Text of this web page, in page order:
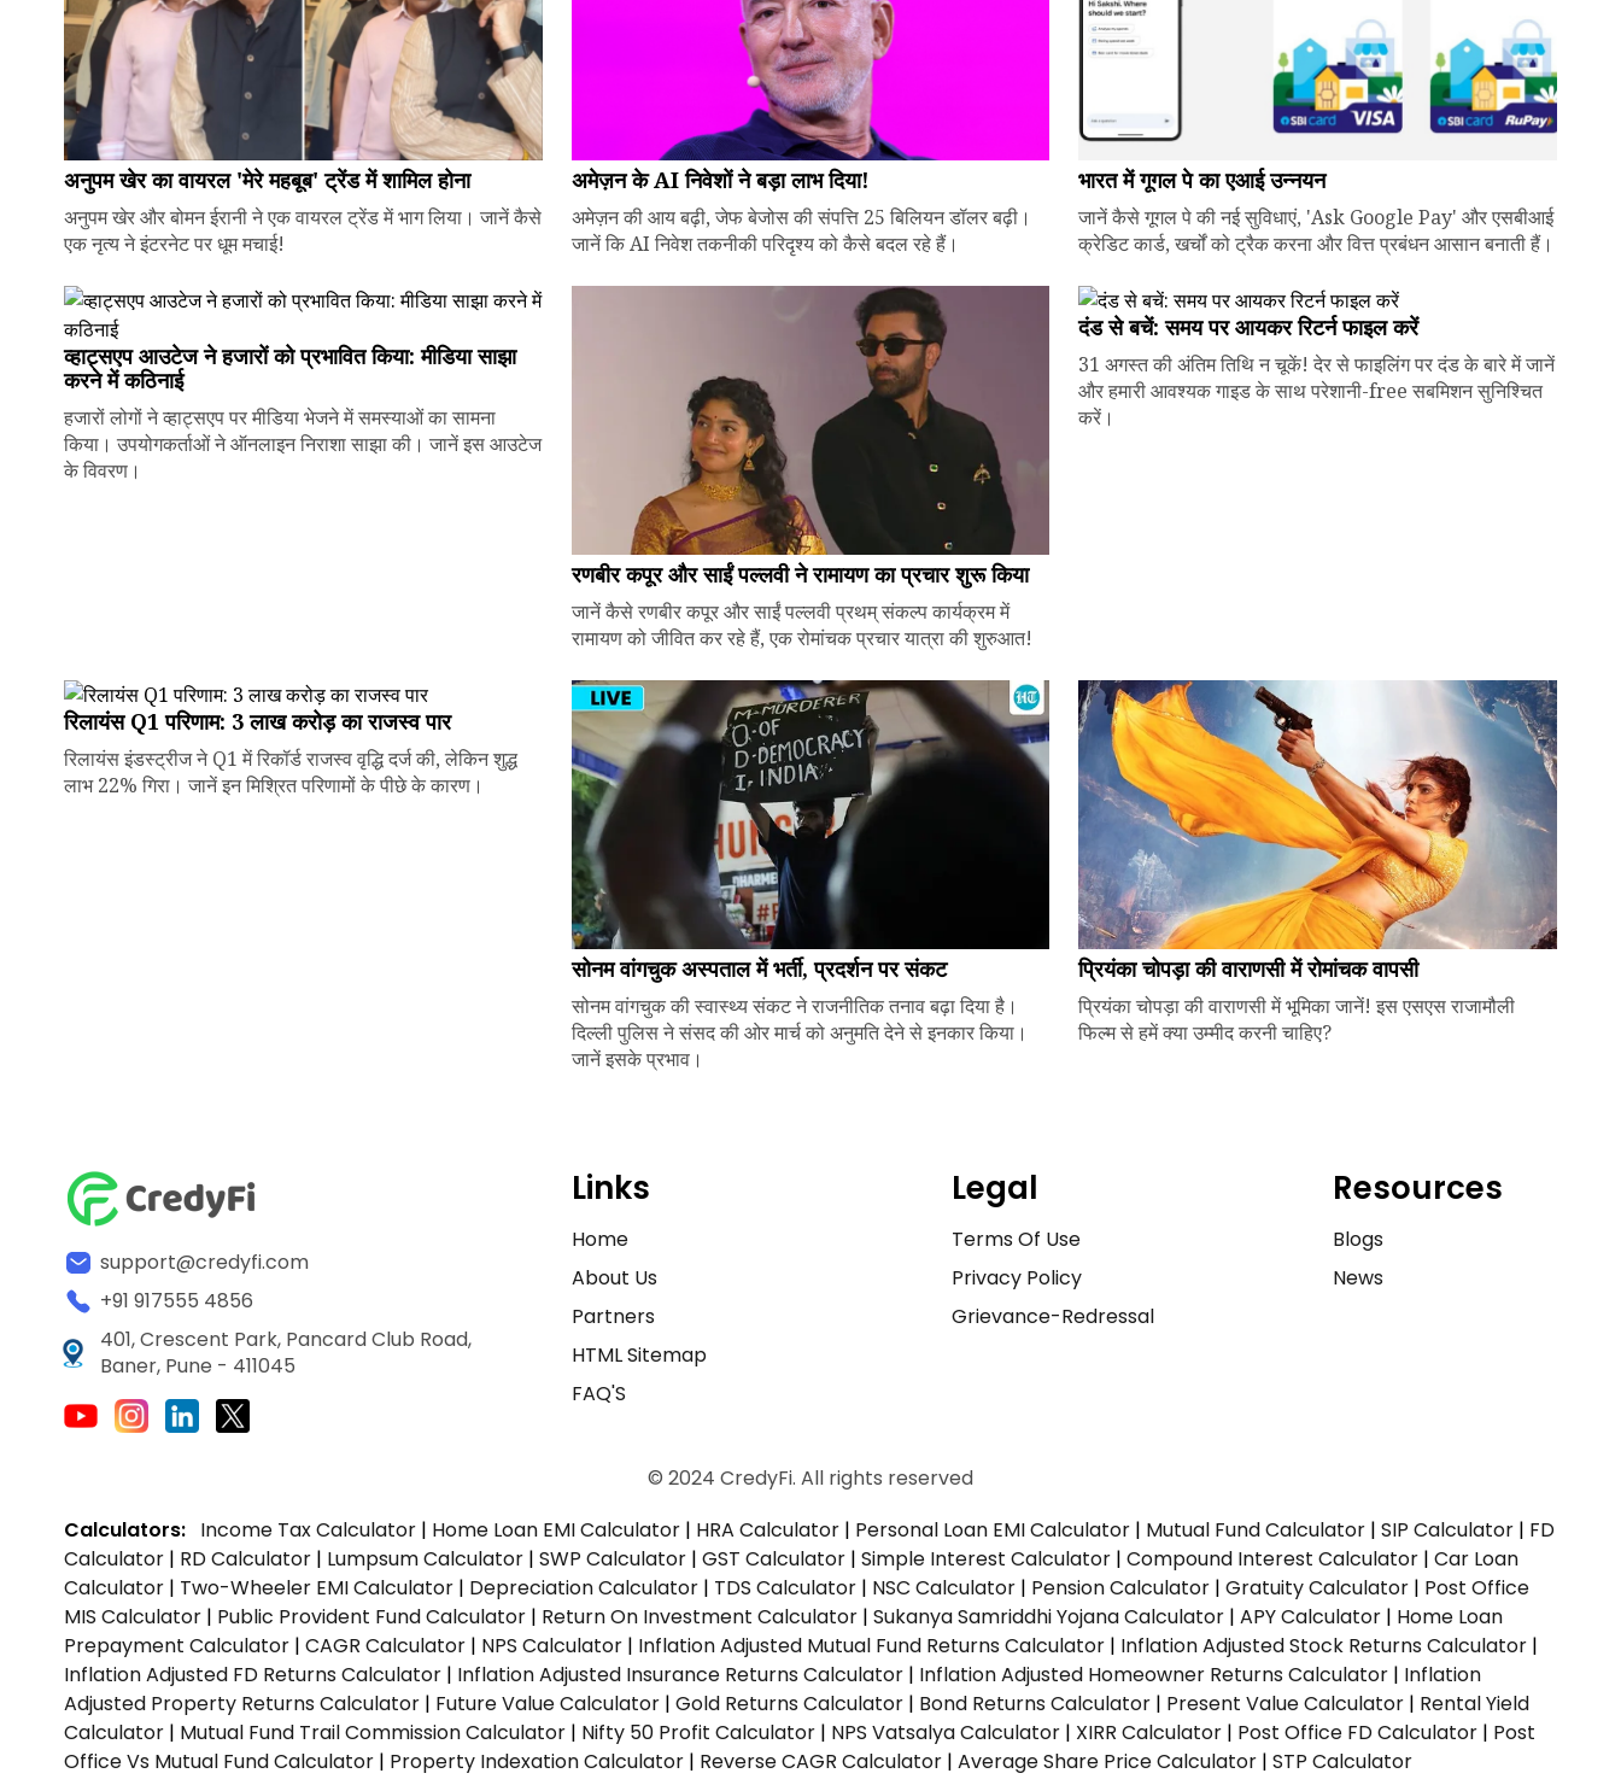
अनुपम खेर का वायरल 'मेरे महबूब' ट्रेंड में शामिल होना
अनुपम खेर और बोमन ईरानी ने एक वायरल ट्रेंड में भाग लिया। जानें कैसे
एक नृत्य ने इंटरनेट पर धूम मचाई!
अमेज़न के AI निवेशों ने बड़ा लाभ दिया!
अमेज़न की आय बढ़ी, जेफ बेजोस की संपत्ति 25 बिलियन डॉलर बढ़ी।
जानें कि AI निवेश तकनीकी परिदृश्य को कैसे बदल रहे हैं।
भारत में गूगल पे का एआई उन्नयन
जानें कैसे गूगल पे की नई सुविधाएं, 'Ask Google Pay' और एसबीआई
क्रेडिट कार्ड, खर्चों को ट्रैक करना और वित्त प्रबंधन आसान बनाती हैं।
व्हाट्सएप आउटेज ने हजारों को प्रभावित किया: मीडिया साझा
करने में कठिनाई
हजारों लोगों ने व्हाट्सएप पर मीडिया भेजने में समस्याओं का सामना
किया। उपयोगकर्ताओं ने ऑनलाइन निराशा साझा की। जानें इस आउटेज
के विवरण।
रणबीर कपूर और साईं पल्लवी ने रामायण का प्रचार शुरू किया
जानें कैसे रणबीर कपूर और साईं पल्लवी प्रथम् संकल्प कार्यक्रम में
रामायण को जीवित कर रहे हैं, एक रोमांचक प्रचार यात्रा की शुरुआत!
दंड से बचें: समय पर आयकर रिटर्न फाइल करें
31 अगस्त की अंतिम तिथि न चूकें! देर से फाइलिंग पर दंड के बारे में जानें
और हमारी आवश्यक गाइड के साथ परेशानी-free सबमिशन सुनिश्चित
करें।
रिलायंस Q1 परिणाम: ₹3 लाख करोड़ का राजस्व पार
रिलायंस इंडस्ट्रीज ने Q1 में रिकॉर्ड राजस्व वृद्धि दर्ज की, लेकिन शुद्ध
लाभ 22% गिरा। जानें इन मिश्रित परिणामों के पीछे के कारण।
सोनम वांगचुक अस्पताल में भर्ती, प्रदर्शन पर संकट
सोनम वांगचुक की स्वास्थ्य संकट ने राजनीतिक तनाव बढ़ा दिया है।
दिल्ली पुलिस ने संसद की ओर मार्च को अनुमति देने से इनकार किया।
जानें इसके प्रभाव।
प्रियंका चोपड़ा की वाराणसी में रोमांचक वापसी
प्रियंका चोपड़ा की वाराणसी में भूमिका जानें! इस एसएस राजामौली
फिल्म से हमें क्या उम्मीद करनी चाहिए?
support@credyfi.com
+91 917555 4856
401, Crescent Park, Pancard Club Road,
Baner, Pune - 411045
Links
Home
About Us
Partners
HTML Sitemap
FAQ'S
Legal
Terms Of Use
Privacy Policy
Grievance-Redressal
Resources
Blogs
News
© 2024 CredyFi. All rights reserved
Calculators: Income Tax Calculator | Home Loan EMI Calculator | HRA Calculator | Personal Loan EMI Calculator | Mutual Fund Calculator | SIP Calculator | FD
Calculator | RD Calculator | Lumpsum Calculator | SWP Calculator | GST Calculator | Simple Interest Calculator | Compound Interest Calculator | Car Loan
Calculator | Two-Wheeler EMI Calculator | Depreciation Calculator | TDS Calculator | NSC Calculator | Pension Calculator | Gratuity Calculator | Post Office
MIS Calculator | Public Provident Fund Calculator | Return On Investment Calculator | Sukanya Samriddhi Yojana Calculator | APY Calculator | Home Loan
Prepayment Calculator | CAGR Calculator | NPS Calculator | Inflation Adjusted Mutual Fund Returns Calculator | Inflation Adjusted Stock Returns Calculator |
Inflation Adjusted FD Returns Calculator | Inflation Adjusted Insurance Returns Calculator | Inflation Adjusted Homeowner Returns Calculator | Inflation
Adjusted Property Returns Calculator | Future Value Calculator | Gold Returns Calculator | Bond Returns Calculator | Present Value Calculator | Rental Yield
Calculator | Mutual Fund Trail Commission Calculator | Nifty 50 Profit Calculator | NPS Vatsalya Calculator | XIRR Calculator | Post Office FD Calculator | Post
Office Vs Mutual Fund Calculator | Property Indexation Calculator | Reverse CAGR Calculator | Average Share Price Calculator | STP Calculator